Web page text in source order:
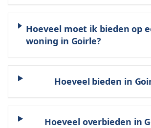
Hoeveel moet ik bieden op
woning in Goirle?
Hoeveel bieden in
Hoeveel overbieden in